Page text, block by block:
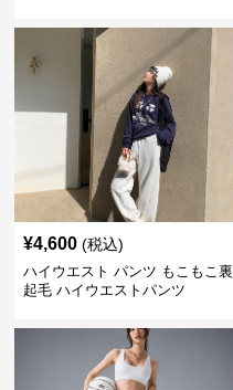
¥4,600 (税込)
ハイウエスト パンツ もこもこ裏
起毛 ハイウエストパンツ